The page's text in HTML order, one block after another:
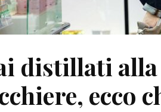
distillati alla
ecco